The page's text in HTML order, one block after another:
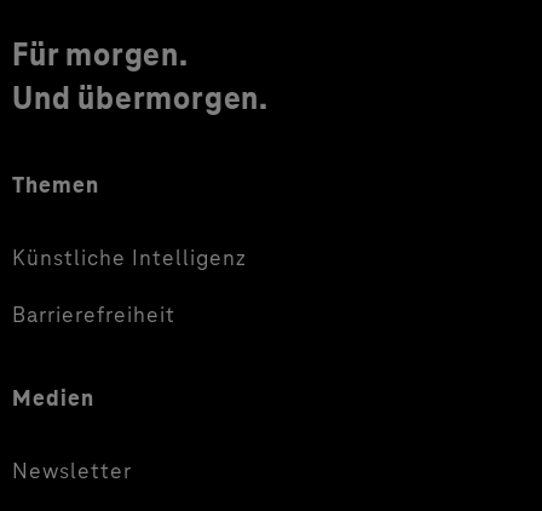
Für morgen.
Und übermorgen.
Themen
Künstliche Intelligenz
Barrierefreiheit
Medien
Newsletter